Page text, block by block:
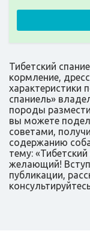
Тибетский
кормление,
характеристики
спаниель»
породы
вы можете
советами,
содержанию
тему:
желающий!
публикации,